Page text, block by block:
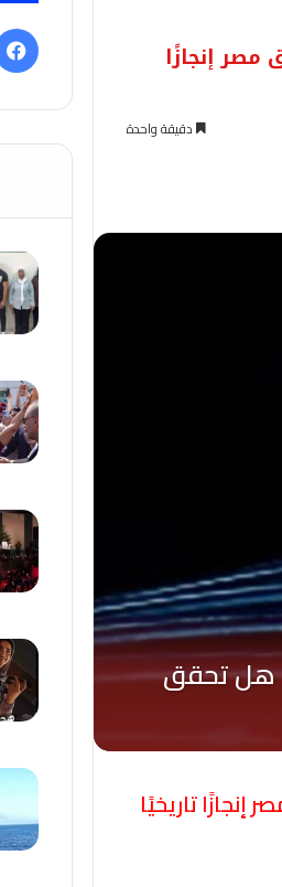
إنجازًا
دقيقة واحدة
تاريخيًا